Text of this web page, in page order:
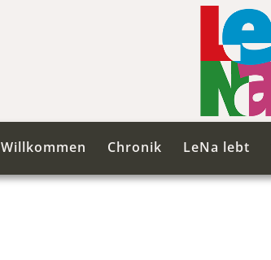
Willkommen Chronik LeNa lebt